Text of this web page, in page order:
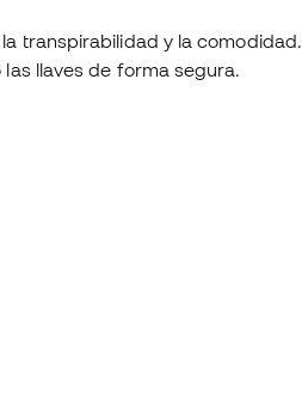
transpirabilidad y la comodidad.
llaves de forma segura.